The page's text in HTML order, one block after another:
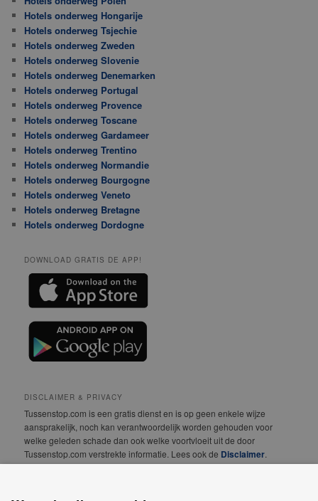
Hotels onderweg Hongarije
Hotels onderweg Tsjechie
Hotels onderweg Zweden
Hotels onderweg Slovenie
Hotels onderweg Denemarken
Hotels onderweg Portugal
Hotels onderweg Provence
Hotels onderweg Toscane
Hotels onderweg Gardameer
Hotels onderweg Trentino
Hotels onderweg Normandie
Hotels onderweg Bourgogne
Hotels onderweg Veneto
Hotels onderweg Bretagne
Hotels onderweg Dordogne
DOWNLOAD GRATIS DE APP!
DISCLAIMER & PRIVACY
Tussenstop.com is een gratis dienst en is op geen enkele wijze
aansprakelijk, noch kan verantwoordelijk worden gehouden voor
welke geleden schade dan ook welke voortvloeit uit de door
Tussenstop.com verstrekte informatie. Lees ook de Disclaimer